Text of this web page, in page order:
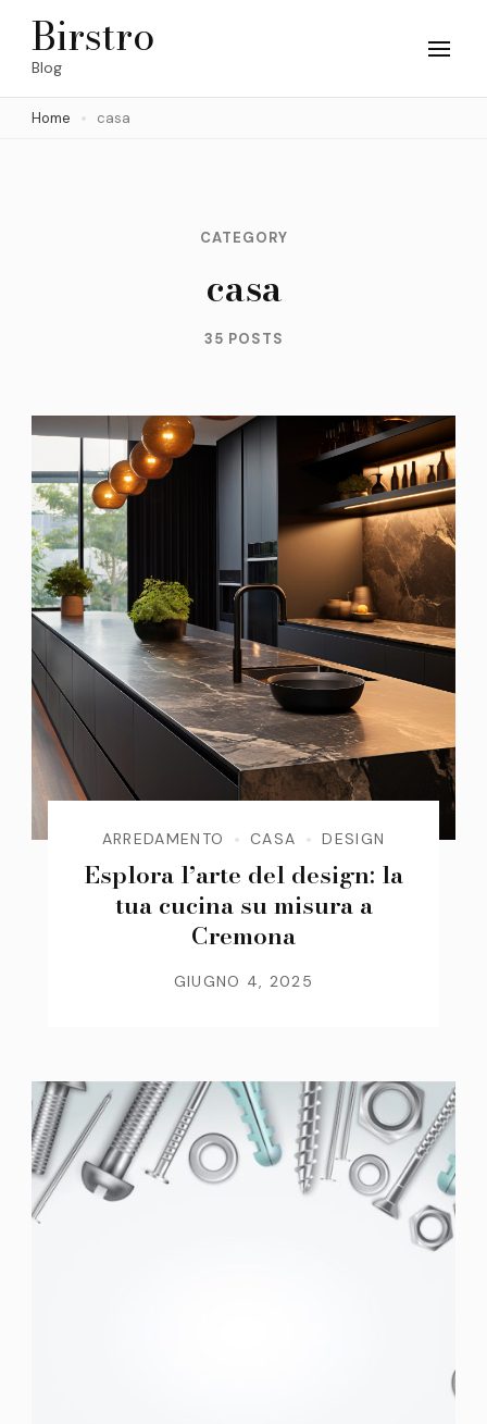
Skip
(Press
Birstro
Blog
Home casa
CATEGORY
casa
35 POSTS
ARREDAMENTO CASA DESIGN
Esplora l’arte del design: la
tua cucina su misura a
Cremona
GIUGNO 4, 2025